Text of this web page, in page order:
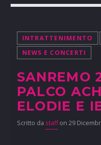
INTRATTENIMENTO
NEWS E CONCERTI
SANREMO
PALCO
ELODIE E
Scritto da staffon 29